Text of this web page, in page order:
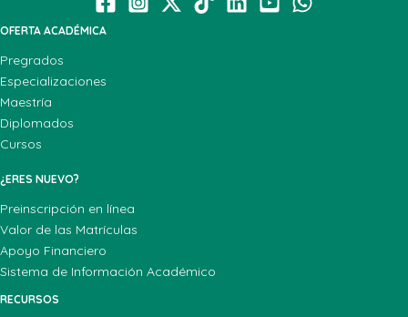
OFERTA ACADÉMICA
Pregrados
Especializaciones
Maestría
Diplomados
Cursos
¿ERES NUEVO?
Preinscripción en línea
Valor de las Matrículas
Apoyo Financiero
Sistema de Información Académico
RECURSOS